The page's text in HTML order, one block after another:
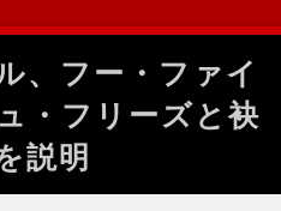
、フー・ファイ
・フリーズと袂
説明